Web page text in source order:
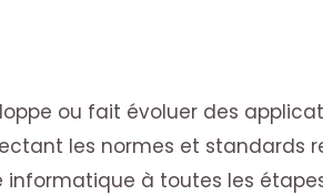
ou fait évoluer des
les normes et standards
informatique à toutes les